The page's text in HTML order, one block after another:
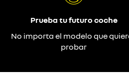
Prueba tu futuro coche
No importa el modelo que
probar